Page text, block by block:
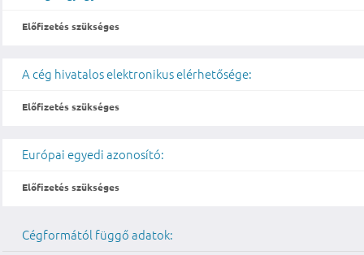
Előfizetés szükséges
A cég hivatalos elektronikus elérhetősége:
Előfizetés szükséges
Európai egyedi azonosító:
Előfizetés szükséges
Cégformától függő adatok: